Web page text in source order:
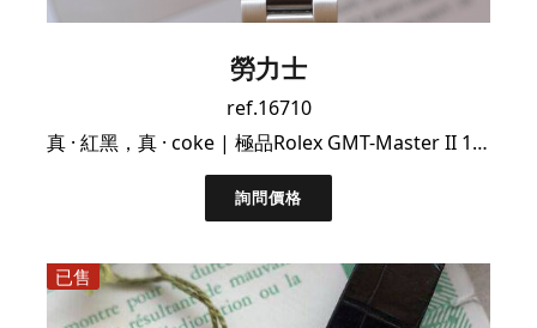
勞力士
ref.16710
真 · 紅黑，真 · coke | 極品Rolex GMT-Master II 16710 可樂圈｜淨錶靚價
詢問價格
已售